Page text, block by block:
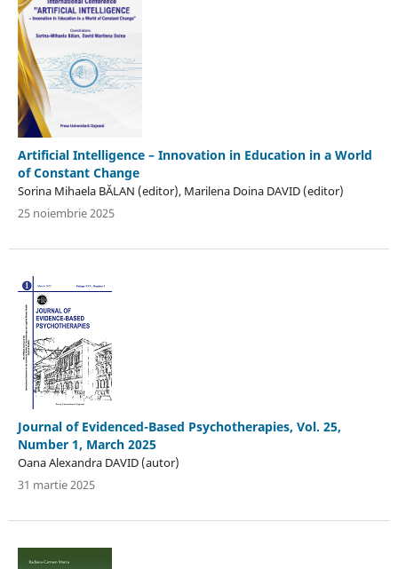
Artificial Intelligence – Innovation in Education in a World
of Constant Change
Sorina Mihaela BĂLAN (editor), Marilena Doina DAVID (editor)
25 noiembrie 2025
Journal of Evidenced-Based Psychotherapies, Vol. 25,
Number 1, March 2025
Oana Alexandra DAVID (autor)
31 martie 2025